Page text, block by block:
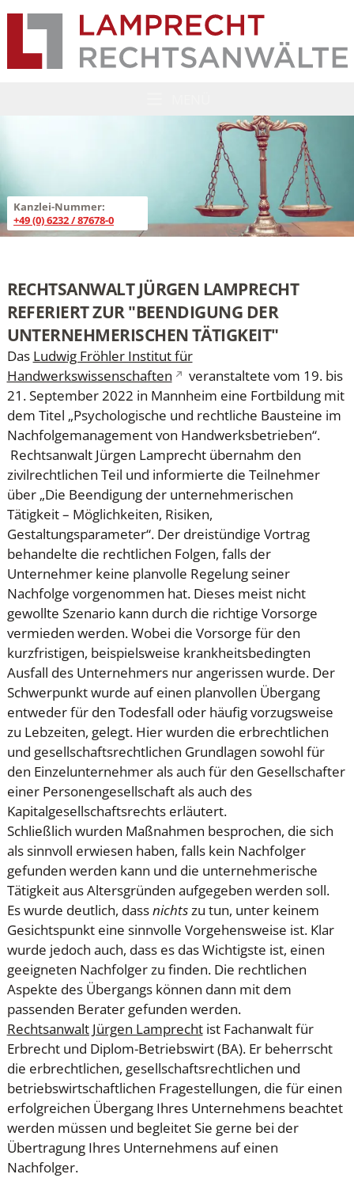
ZUM HAUPTINHALT SPRINGEN
Lamprecht Rechtsanwälte
Kanzlei-Nummer:
+49 (0) 6232 / 87678-0
RECHTSANWALT JÜRGEN LAMPRECHT
REFERIERT ZUR "BEENDIGUNG DER
UNTERNEHMERISCHEN TÄTIGKEIT"
Das Ludwig Fröhler Institut für
Handwerkswissenschaften
veranstaltete vom 19. bis
21. September 2022 in Mannheim eine Fortbildung mit
dem Titel „Psychologische und rechtliche Bausteine im
Nachfolgemanagement von Handwerksbetrieben“.
Rechtsanwalt Jürgen Lamprecht übernahm den
zivilrechtlichen Teil und informierte die Teilnehmer
über „Die Beendigung der unternehmerischen
Tätigkeit – Möglichkeiten, Risiken,
Gestaltungsparameter“. Der dreistündige Vortrag
behandelte die rechtlichen Folgen, falls der
Unternehmer keine planvolle Regelung seiner
Nachfolge vorgenommen hat. Dieses meist nicht
gewollte Szenario kann durch die richtige Vorsorge
vermieden werden. Wobei die Vorsorge für den
kurzfristigen, beispielsweise krankheitsbedingten
Ausfall des Unternehmers nur angerissen wurde. Der
Schwerpunkt wurde auf einen planvollen Übergang
entweder für den Todesfall oder häufig vorzugsweise
zu Lebzeiten, gelegt. Hier wurden die erbrechtlichen
und gesellschaftsrechtlichen Grundlagen sowohl für
den Einzelunternehmer als auch für den Gesellschafter
einer Personengesellschaft als auch des
Kapitalgesellschaftsrechts erläutert.
Schließlich wurden Maßnahmen besprochen, die sich
als sinnvoll erwiesen haben, falls kein Nachfolger
gefunden werden kann und die unternehmerische
Tätigkeit aus Altersgründen aufgegeben werden soll.
Es wurde deutlich, dassnichtszu tun, unter keinem
Gesichtspunkt eine sinnvolle Vorgehensweise ist. Klar
wurde jedoch auch, dass es das Wichtigste ist, einen
geeigneten Nachfolger zu finden. Die rechtlichen
Aspekte des Übergangs können dann mit dem
passenden Berater gefunden werden.
Rechtsanwalt Jürgen Lamprechtist Fachanwalt für
Erbrecht und Diplom-Betriebswirt (BA). Er beherrscht
die erbrechtlichen, gesellschaftsrechtlichen und
betriebswirtschaftlichen Fragestellungen, die für einen
erfolgreichen Übergang Ihres Unternehmens beachtet
werden müssen und begleitet Sie gerne bei der
Übertragung Ihres Unternehmens auf einen
Nachfolger.